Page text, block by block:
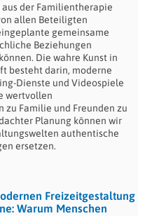
der Familientherapie
allen Beteiligten
gemeinsame
Beziehungen
Die wahre Kunst in
besteht darin, moderne
Dienste und Videospiele
wertvollen
zu Familie und Freunden zu
Planung können wir
authentische
ersetzen.
Freizeitgestaltung
Warum Menschen